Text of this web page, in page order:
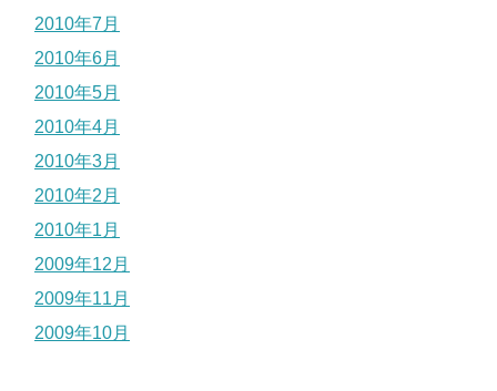
2010年7月
2010年6月
2010年5月
2010年4月
2010年3月
2010年2月
2010年1月
2009年12月
2009年11月
2009年10月